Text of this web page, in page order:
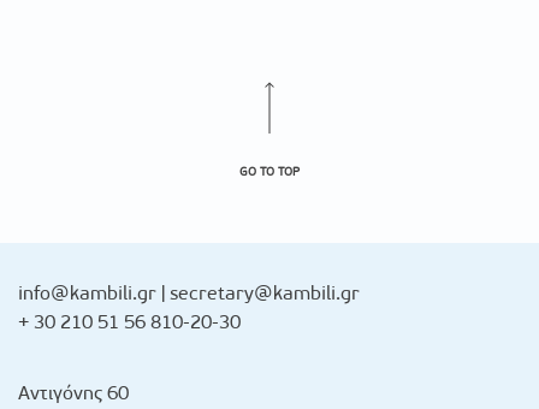
GO TO TOP
info@kambili.gr secretary@kambili.gr
+ 30 210 51 56 810-20-30
Αντιγόνης 60